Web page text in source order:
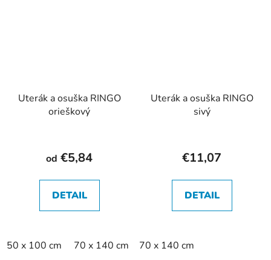
Uterák a osuška RINGO
orieškový
od €5,84
DETAIL
50 x 100 cm 70 x 140 cm
Uterák a osuška RINGO
sivý
€11,07
DETAIL
70 x 140 cm